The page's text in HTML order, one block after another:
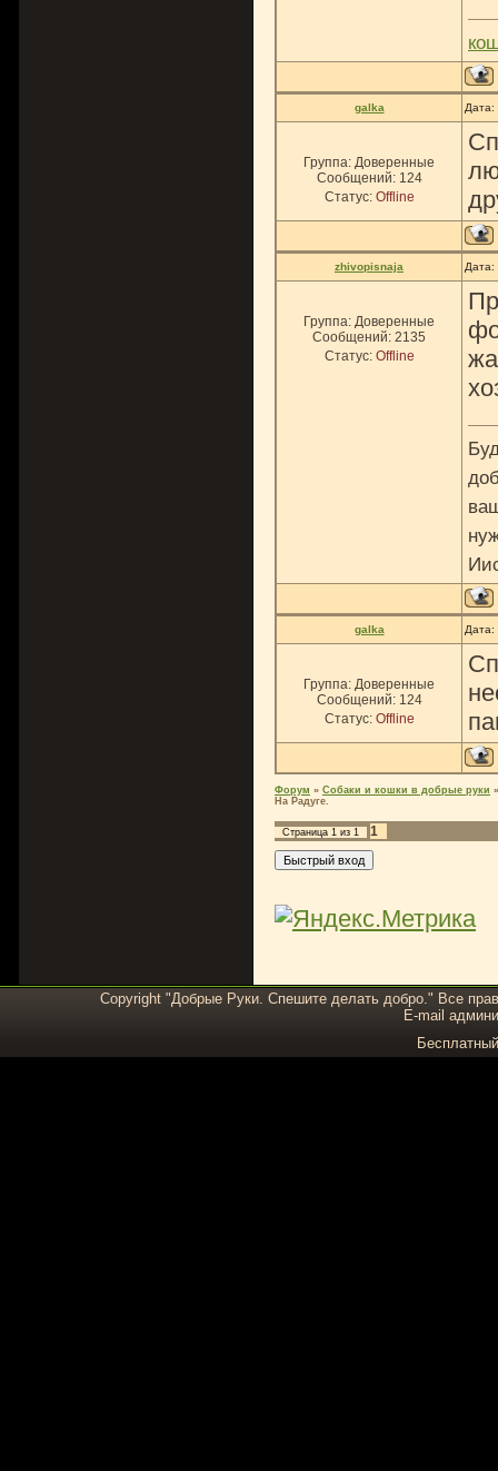
galka
Группа: Доверенные
Сообщений: 124
Статус: Offline
zhivopisnaja Дата:
Группа: Доверенные
Сообщений: 2135
Статус: Offline
galka Дата:
Группа: Доверенные
Сообщений: 124
Статус: Offline
Форум » Собаки и кошки в добрые руки »
На Радуге.
Страница 1 из 1 1
Copyright "Добрые Руки. Спешите делать добро." Все
E-mail